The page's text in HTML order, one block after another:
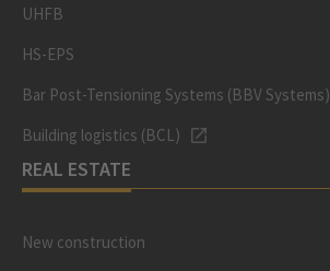
UHFB
HS-EPS
Bar Post-Tensioning Systems (BBV Systems)
Building logistics (BCL)
REAL ESTATE
New construction